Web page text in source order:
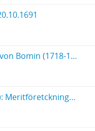
Funck, Adelheid Elisabeth, född von Bomin (1718-1778): Begravningsverser vid hennes jordfästning 1778
Funck, Fredrik Jacob (1778-1864): Meritföretckning (1807). Brev (1858-1862) från och till Fredrik Jacob Funck.